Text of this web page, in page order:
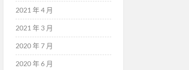
2021 年 4 月
2021 年 3 月
2020 年 7 月
2020 年 6 月